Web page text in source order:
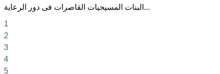
البنات المسيحيات القاصرات فى دور الرعاية...
1
2
3
4
5